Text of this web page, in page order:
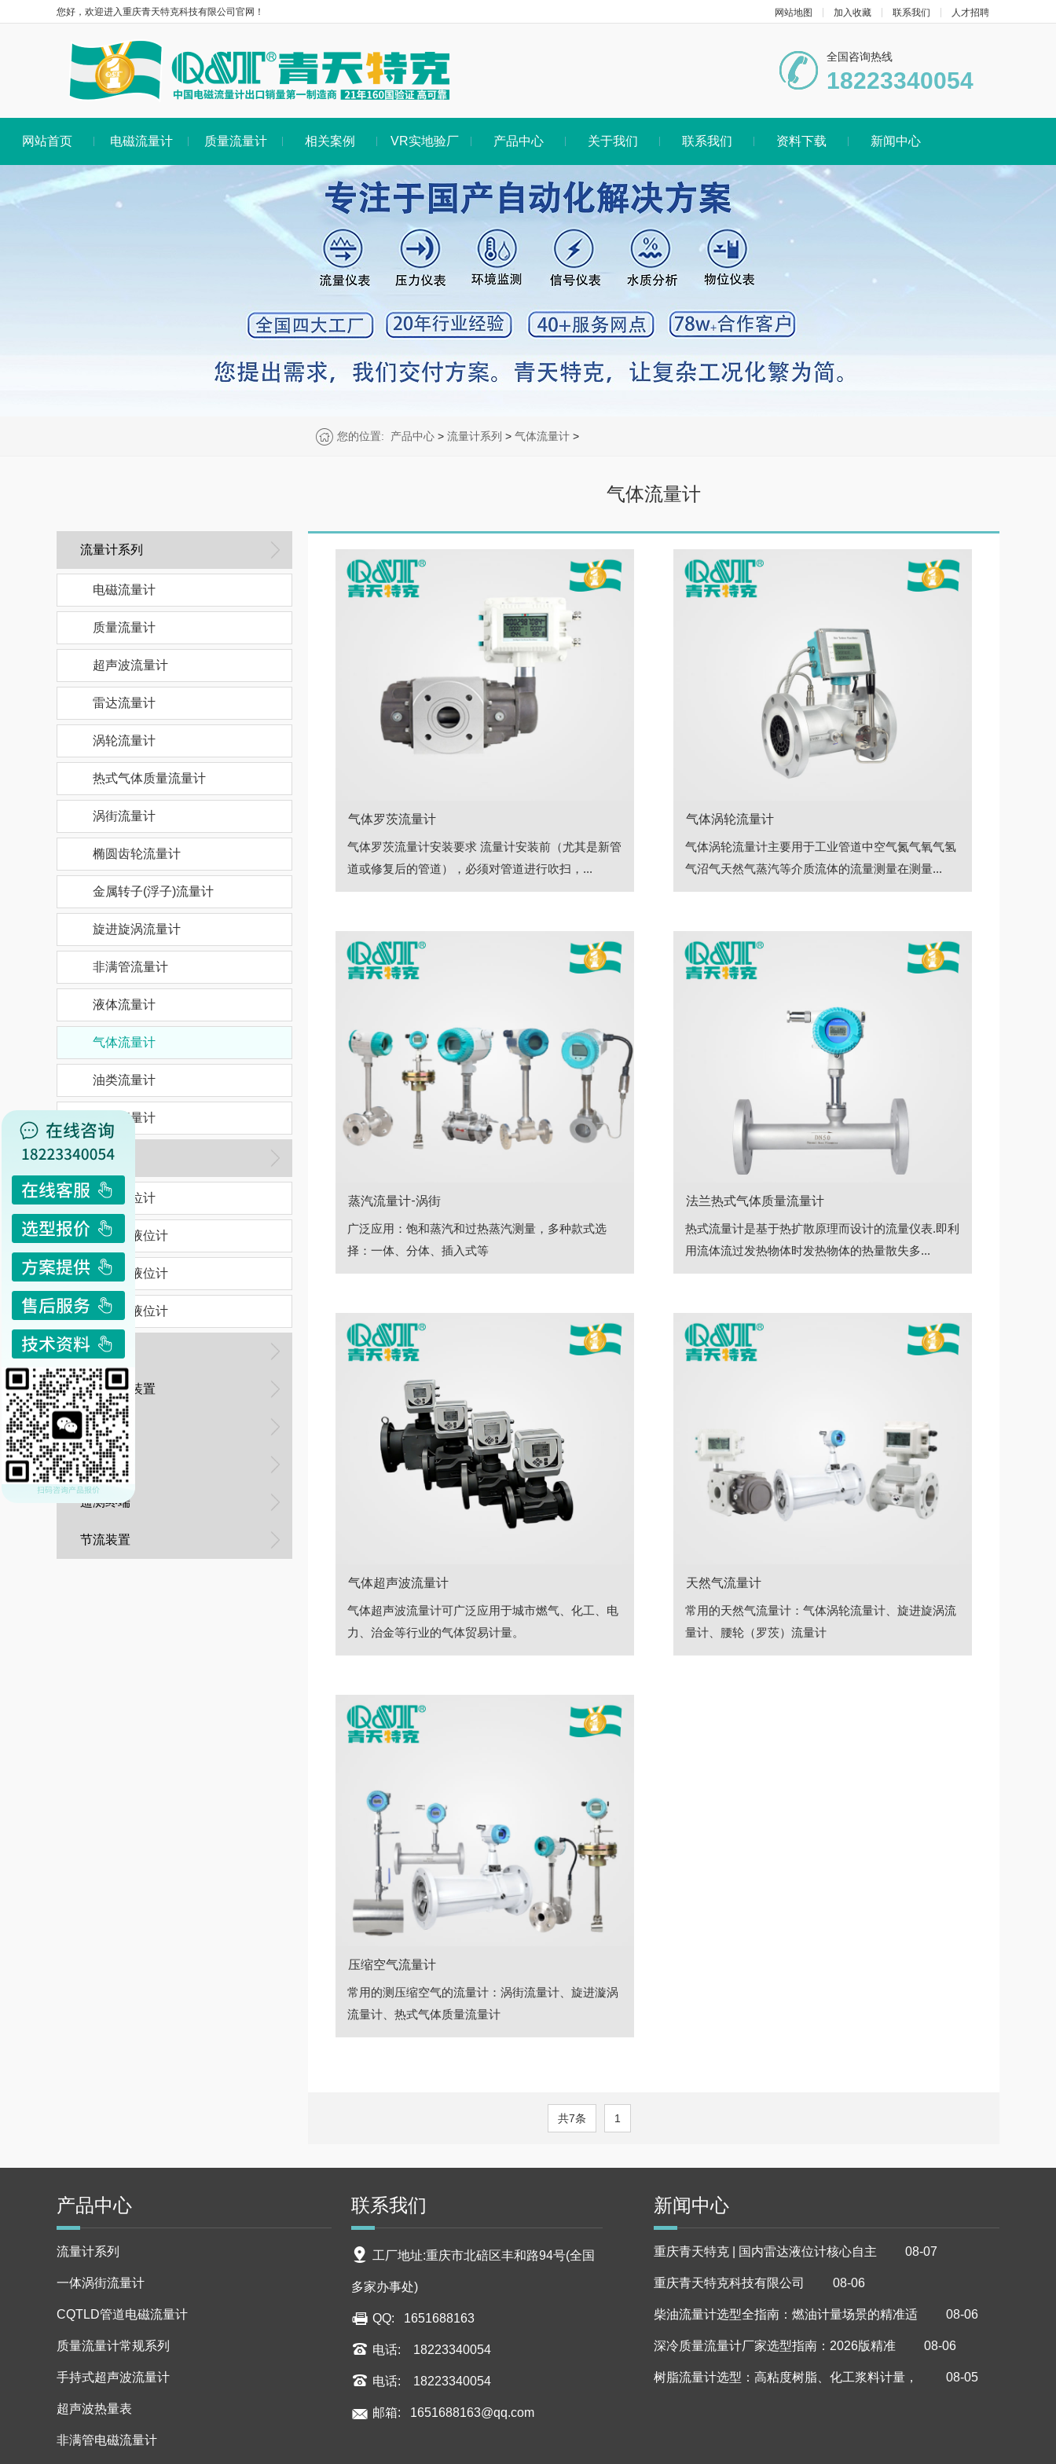
您好，欢迎进入重庆青天特克科技有限公司官网！ 网站地图 加入收藏 联系我们 人才招聘
全国咨询热线
18223340054
网站首页 电磁流量计 质量流量计 相关案例 VR实地验厂 产品中心 关于我们 联系我们 资料下载 新闻中心
您的位置: 产品中心 > 流量计系列 > 气体流量计 >
流量计系列
电磁流量计
质量流量计
超声波流量计
雷达流量计
涡轮流量计
热式气体质量流量计
涡街流量计
椭圆齿轮流量计
金属转子(浮子)流量计
旋进旋涡流量计
非满管流量计
液体流量计
气体流量计
油类流量计
蒸汽流量计
液位仪表
雷达液位计
超声波液位计
投入式液位计
磁翻板液位计
水表
流量检定装置
水质分析
压力仪表
遥测终端
节流装置
气体流量计
气体罗茨流量计
气体罗茨流量计安装要求 流量计安装前（尤其是新管
道或修复后的管道），必须对管道进行吹扫，...
气体涡轮流量计
气体涡轮流量计主要用于工业管道中空气氮气氧气氢
气沼气天然气蒸汽等介质流体的流量测量在测量...
蒸汽流量计-涡街
广泛应用：饱和蒸汽和过热蒸汽测量，多种款式选
择：一体、分体、插入式等
法兰热式气体质量流量计
热式流量计是基于热扩散原理而设计的流量仪表.即利
用流体流过发热物体时发热物体的热量散失多...
气体超声波流量计
气体超声波流量计可广泛应用于城市燃气、化工、电
力、治金等行业的气体贸易计量。
天然气流量计
常用的天然气流量计：气体涡轮流量计、旋进旋涡流
量计、腰轮（罗茨）流量计
压缩空气流量计
常用的测压缩空气的流量计：涡街流量计、旋进漩涡
流量计、热式气体质量流量计
共7条 1
产品中心
流量计系列
一体涡街流量计
CQTLD管道电磁流量计
质量流量计常规系列
手持式超声波流量计
超声波热量表
非满管电磁流量计
联系我们
工厂地址:重庆市北碚区丰和路94号(全国
多家办事处)
QQ: 1651688163
电话: 18223340054
电话: 18223340054
邮箱: 1651688163@qq.com
新闻中心
重庆青天特克 | 国内雷达液位计核心自主 08-07
重庆青天特克科技有限公司 08-06
柴油流量计选型全指南：燃油计量场景的精准适 08-06
深冷质量流量计厂家选型指南：2026版精准 08-06
树脂流量计选型：高粘度树脂、化工浆料计量， 08-05